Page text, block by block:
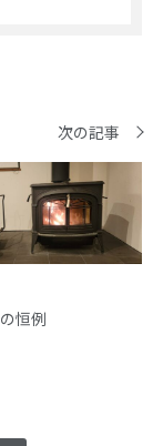
次の記事
恒例